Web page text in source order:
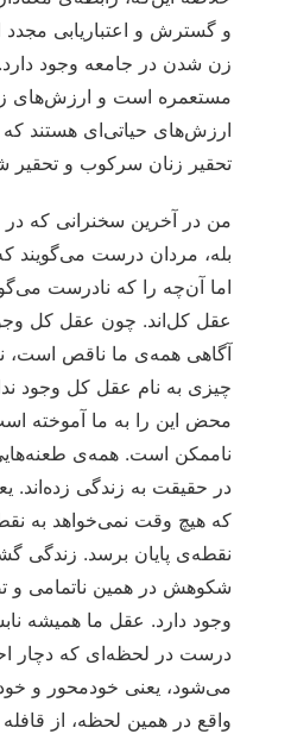
و گسترش و اعتباریابی مجدد
زن شدن در جامعه وجود
مستعمره است و ارزش‌های
ارزش‌های حیاتی‌ای هستند
تحقیر زنان سرکوب و تحقیر
من در آخرین سخنرانی که در
بله، مردان درست می‌گویند
اما آن‌چه را که نادرست
عقل کل‌اند. چون عقل کل
آگاهی همه‌ی ما ناقص است،
چیزی به نام عقل کل وجود
محض این را به ما آموخته
ناممکن است. همه‌ی
در حقیقت به زندگی زده‌اند.
که هیچ وقت نمی‌خواهد به
نقطه‌ی پایان برسد. زندگی
شکوهش در همین ناتمامی و
وجود دارد. عقل ما همیشه
درست در لحظه‌ای که دچار
می‌شود، یعنی خودمحور و
واقع در همین لحظه، از